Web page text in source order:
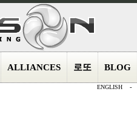
ALLIANCES 로또 BLOG
ENGLISH -